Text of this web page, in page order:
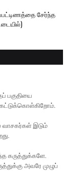
சேர்ந்த
பகுதியை
வாசகர்கள் இடும்
கருத்துக்களே.
அவரே முழுப்